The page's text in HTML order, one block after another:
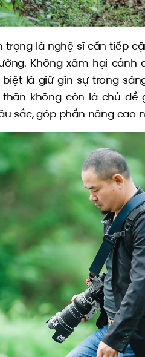
trọng là nghệ sĩ cần tiếp
Không xâm hại cảnh
là giữ gìn sự trong
thân không còn là chủ
sắc, góp phần nâng cao